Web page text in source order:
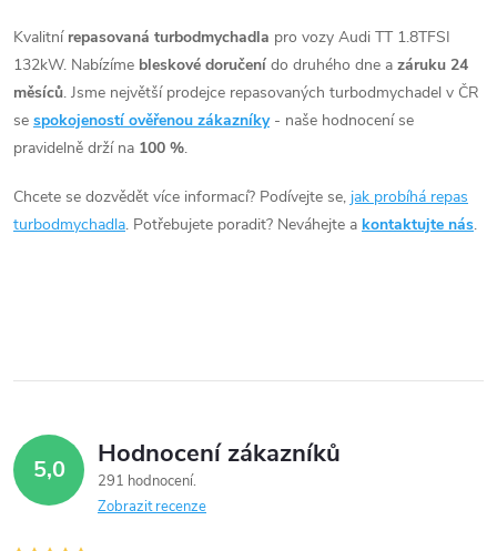
ů
ů
v
l
á
a
v
k
Kvalitní repasovaná turbodmychadla pro vozy Audi TT 1.8TFSI
132kW. Nabízíme bleskové doručení do druhého dne a záruku 24
měsíců. Jsme největší prodejce repasovaných turbodmychadel v ČR
se spokojeností ověřenou zákazníky- naše hodnocení se
pravidelně drží na 100 %.
Chcete se dozvědět více informací? Podívejte se, jak probíhá repas
turbodmychadla. Potřebujete poradit? Neváhejte a kontaktujte nás.
5,0 Hodnocení zákazníků
291 hodnocení
Zobrazit recenze